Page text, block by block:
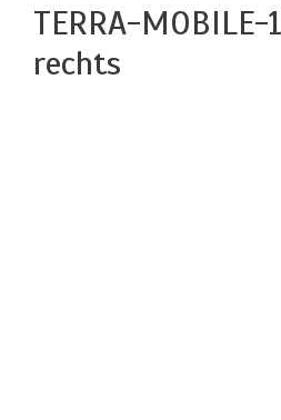
TERRA-MOBILE-
rechts